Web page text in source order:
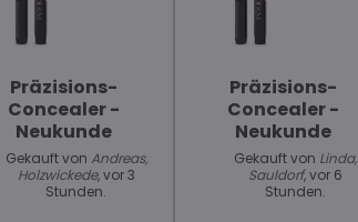
Präzisions-
Concealer -
Neukunde
Gekauft von Andreas,
Holzwickede, vor 3
Stunden.
Präzisions-
Concealer -
Neukunde
Gekauft von Linda,
Sauldorf, vor 6
Stunden.